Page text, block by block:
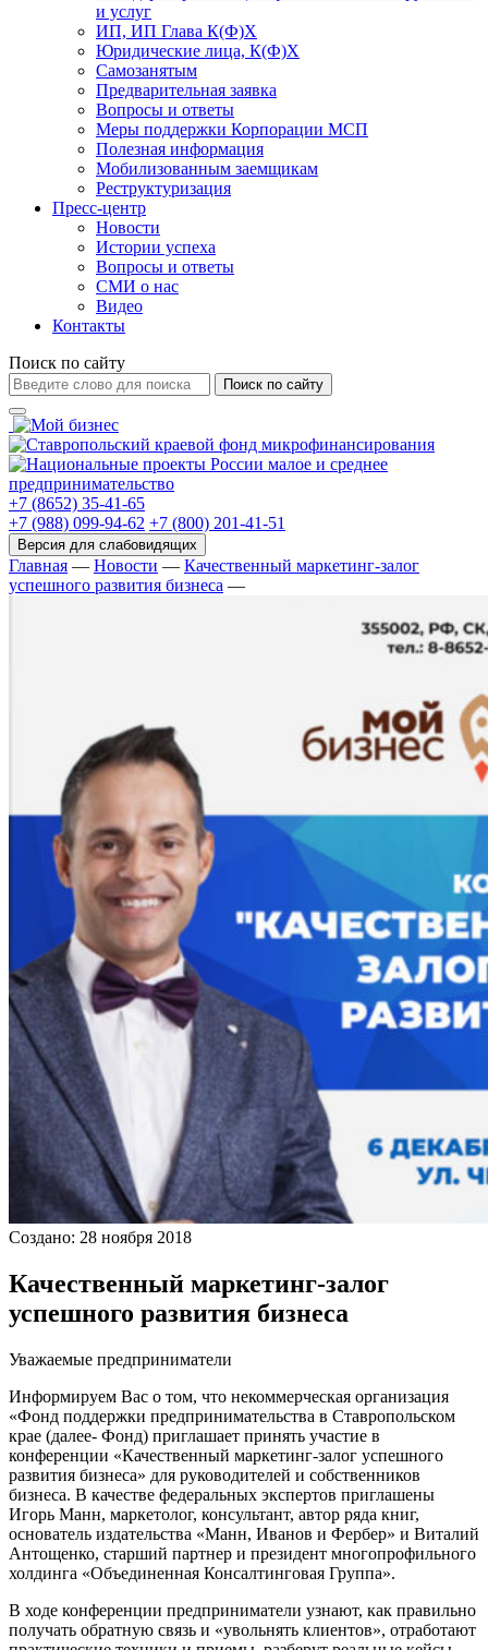
и услуг
ИП, ИП Глава К(Ф)Х
Юридические лица, К(Ф)Х
Самозанятым
Предварительная заявка
Вопросы и ответы
Меры поддержки Корпорации МСП
Полезная информация
Мобилизованным заемщикам
Реструктуризация
Пресс-центр
Новости
Истории успеха
Вопросы и ответы
СМИ о нас
Видео
Контакты
Поиск по сайту
Поиск по сайту
+7 (8652) 35-41-65
+7 (988) 099-94-62 +7 (800) 201-41-51
Главная — Новости — Качественный маркетинг-залог
успешного развития бизнеса —
Создано: 28 ноября 2018
Качественный маркетинг-залог
успешного развития бизнеса
Уважаемые предприниматели
Информируем Вас о том, что некоммерческая организация
«Фонд поддержки предпринимательства в Ставропольском
крае (далее- Фонд) приглашает принять участие в
конференции «Качественный маркетинг-залог успешного
развития бизнеса» для руководителей и собственников
бизнеса. В качестве федеральных экспертов приглашены
Игорь Манн, маркетолог, консультант, автор ряда книг,
основатель издательства «Манн, Иванов и Фербер» и Виталий
Антощенко, старший партнер и президент многопрофильного
холдинга «Объединенная Консалтинговая Группа».
В ходе конференции предприниматели узнают, как правильно
получать обратную связь и «увольнять клиентов», отработают